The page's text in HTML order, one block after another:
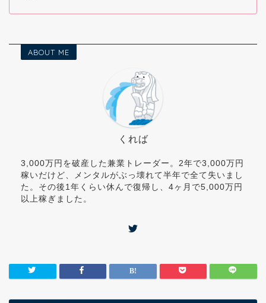
ABOUT ME
くれば
3,000万円を破産した兼業トレーダー。2年で3,000万円
稼いだけど、メンタルがぶっ壊れて半年で全て失いまし
た。その後1年くらい休んで復帰し、4ヶ月で5,000万円
以上稼ぎました。